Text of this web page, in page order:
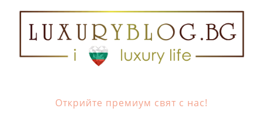
Открийте премиум свят с нас!